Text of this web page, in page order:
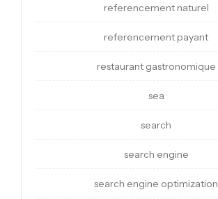
referencement naturel
referencement payant
restaurant gastronomique
sea
search
search engine
search engine optimization